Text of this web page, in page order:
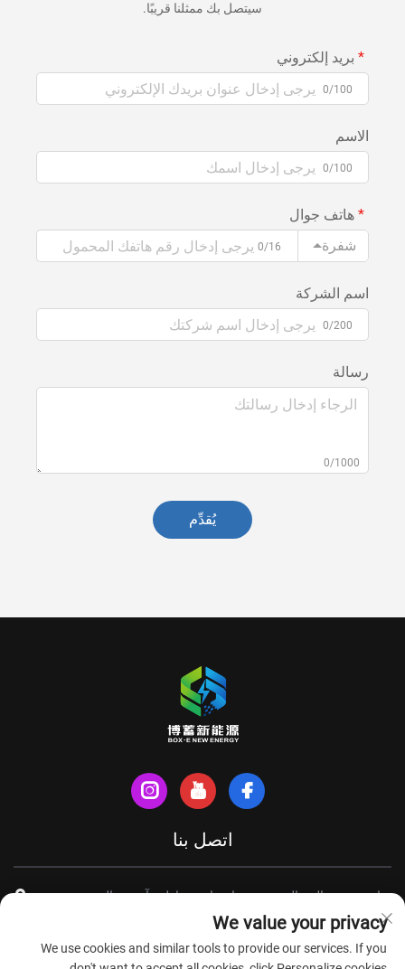
سيتصل بك ممثلنا قريبًا.
بريد إلكتروني
0/100
الاسم
0/100
هاتف جوال
شفرة
0/16
اسم الشركة
0/200
رسالة
0/1000
يُقدِّم
اتصل بنا
شارع شينهي الشمالي، مدينة تيانتشانغ، مقاطعة آنهوي، الصين
+86-18949493005
We value your privacy
We use cookies and similar tools to provide our services. If you